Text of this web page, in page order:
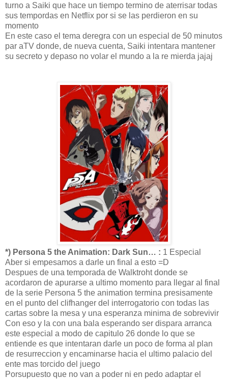
turno a Saiki que hace un tiempo termino de aterrisar todas
sus tempordas en Netflix por si se las perdieron en su
momento
En este caso el tema deregra con un especial de 50 minutos
par aTV donde, de nueva cuenta, Saiki intentara mantener
su secreto y depaso no volar el mundo a la re mierda jajaj
*) Persona 5 the Animation: Dark Sun… : 1 Especial
Aber si empesamos a darle un final a esto =D
Despues de una temporada de Walktroht donde se
acordaron de apurarse a ultimo momento para llegar al final
de la serie Persona 5 the animation termina presisamente
en el punto del clifhanger del interrogatorio con todas las
cartas sobre la mesa y una esperanza minima de sobrevivir
Con eso y la con una bala esperando ser dispara arranca
este especial a modo de capitulo 26 donde lo que se
entiende es que intentaran darle un poco de forma al plan
de resurreccion y encaminarse hacia el ultimo palacio del
ente mas torcido del juego
Porsupuesto que no van a poder ni en pedo adaptar el